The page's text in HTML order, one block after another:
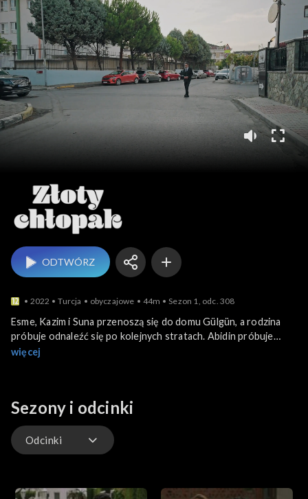
Złoty chłopak
ODTWÓRZ
2022 Turcja obyczajowe 44m Sezon 1, odc. 308
Esme, Kazim i Suna przenoszą się do domu Gülgün, a rodzina
próbuje odnaleźć się po kolejnych stratach. Abidin próbuje
zdobyć wybaczenie Suny i chce z nią wychowywać ich dziecko.
więcej
Sezony i odcinki
Odcinki